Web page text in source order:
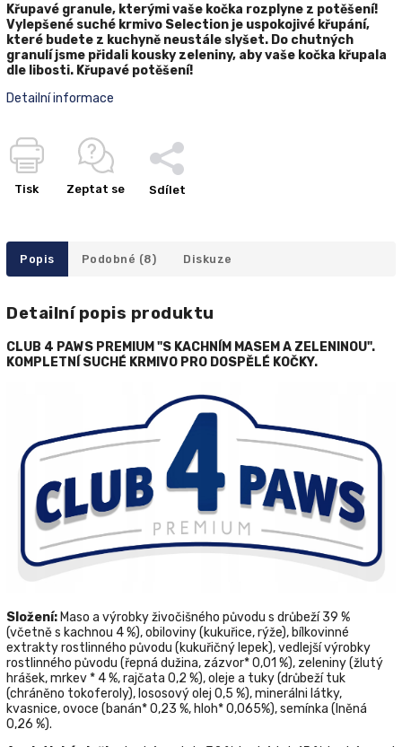
Křupavé granule, kterými vaše kočka rozplyne z potěšení!
Vylepšené suché krmivo Selection je uspokojivé křupání,
které budete z kuchyně neustále slyšet. Do chutných
granulí jsme přidali kousky zeleniny, aby vaše kočka křupala
dle libosti. Křupavé potěšení!
Detailní informace
Tisk Zeptat se Sdílet
Popis Podobné (8) Diskuze
Detailní popis produktu
CLUB 4 PAWS P REMIUM "S KACHNÍM MASEM A ZELENINOU".
KOMPLETNÍ SUCHÉ KRMIVO PRO DOSPĚLÉ KOČKY.
Složení: Maso a výrobky živočišného původu s drůbeží 39 %
(včetně s kachnou 4 %), obiloviny (kukuřice, rýže), bílkovinné
extrakty rostlinného původu (kukuřičný lepek), vedlejší výrobky
rostlinného původu (řepná dužina, zázvor* 0,01 %), zeleniny (žlutý
hrášek, mrkev * 4 %, rajčata 0,2 %), oleje a tuky (drůbeží tuk
(chráněno tokoferoly), lososový olej 0,5 %), minerálni látky,
kvasnice, ovoce (banán* 0,23 %, hloh* 0,065%), semínka (lněná
0,26 %).